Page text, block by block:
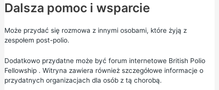
Dalsza pomoc i wsparcie
Może przydać się rozmowa z innymi osobami, które żyją z
zespołem post-polio.
Dodatkowo przydatne może być forum internetowe British Polio
Fellowship. Witryna zawiera również szczegółowe informacje o
przydatnych organizacjach dla osób z tą chorobą.